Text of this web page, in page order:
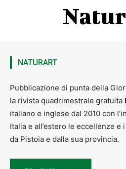
NATURART
Pubblicazione di punta della
la rivista quadrimestrale gratuita
italiano e inglese dal 2010 con
Italia e all’estero le eccellenze e
da Pistoia e dalla sua provincia.